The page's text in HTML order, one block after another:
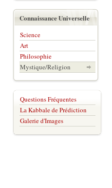
Connaissance Universelle
Science
Art
Philosophie
Mystique/Religion
Questions Fréquentes
La Kabbale de Prédiction
Galerie d'Images